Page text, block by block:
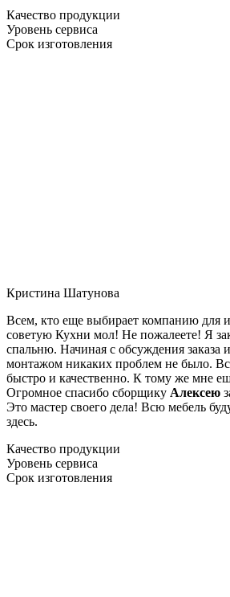
Качество продукции
Уровень сервиса
Срок изготовления
Кристина Шатунова
Всем, кто еще выбирает компанию для
советую Кухни мол! Не пожалеете! Я
спальню. Начиная с обсуждения заказа
монтажом никаких проблем не было.
быстро и качественно. К тому же мне
Огромное спасибо сборщику Алексею
Это мастер своего дела! Всю мебель
здесь.
Качество продукции
Уровень сервиса
Срок изготовления